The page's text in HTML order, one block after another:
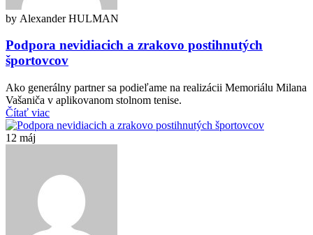
by Alexander HULMAN
Podpora nevidiacich a zrakovo postihnutých
športovcov
Ako generálny partner sa podieľame na realizácii Memoriálu Milana
Vašaniča v aplikovanom stolnom tenise.
Čítať viac
12 máj